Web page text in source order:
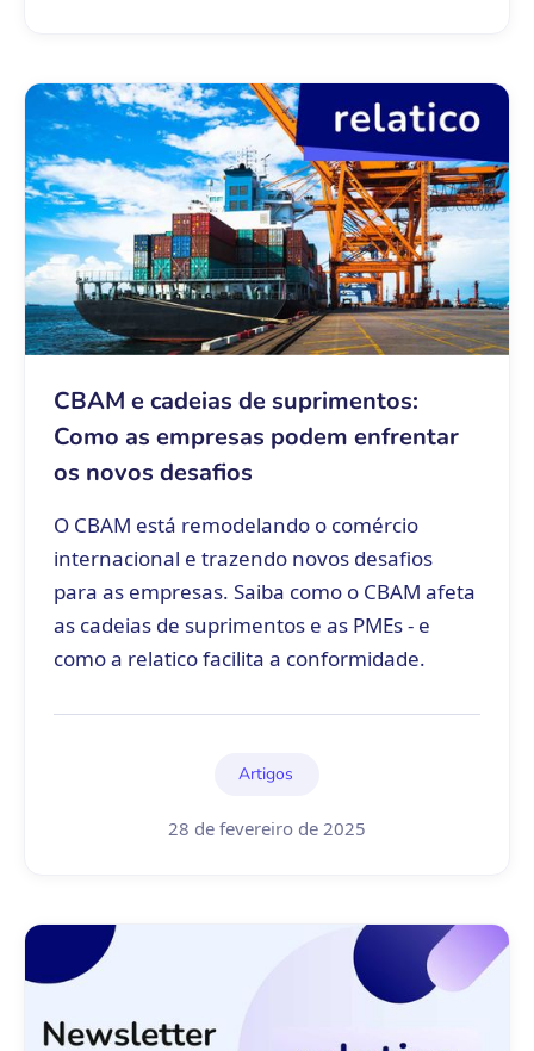
CBAM e cadeias de suprimentos:
Como as empresas podem enfrentar
os novos desafios
O CBAM está remodelando o comércio
internacional e trazendo novos desafios
para as empresas. Saiba como o CBAM afeta
as cadeias de suprimentos e as PMEs - e
como a relatico facilita a conformidade.
Artigos
28 de fevereiro de 2025